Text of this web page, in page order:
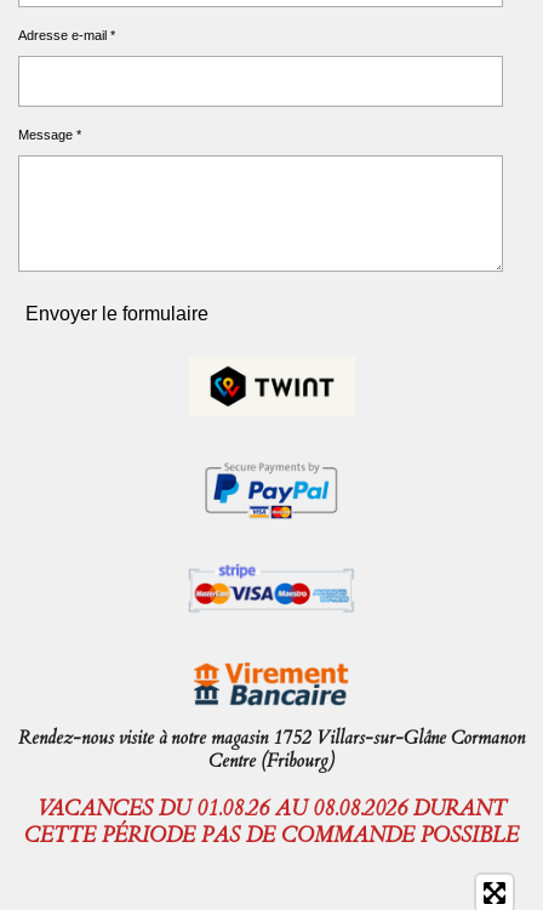
Adresse e-mail *
Message *
Envoyer le formulaire
Rendez-nous visite à notre magasin 1752 Villars-sur-Glâne Cormanon
Centre (Fribourg)
VACANCES DU 01.08.26 AU 08.08.2026 DURANT
CETTE PÉRIODE PAS DE COMMANDE POSSIBLE